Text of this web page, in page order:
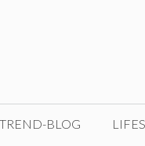
TREND-BLOG